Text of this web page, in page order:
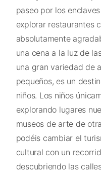
paseo por los
explorar restaurantes
absolutamente
una cena a la luz de
una gran variedad de
pequeños, es un
niños. Los niños
explorando lugares
museos de arte de
podéis cambiar el
cultural con un
descubriendo las